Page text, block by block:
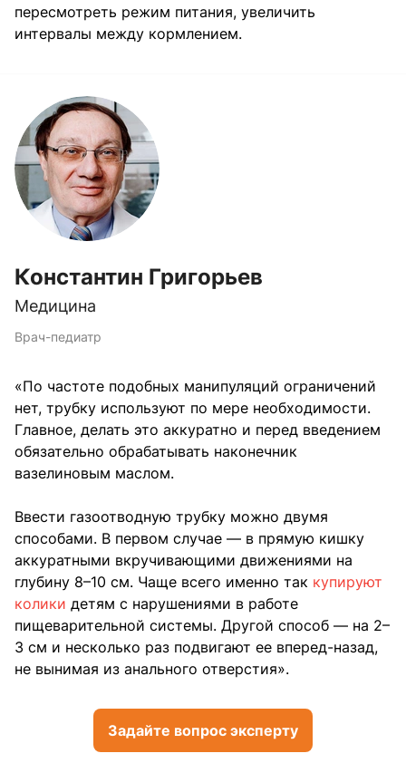
пересмотреть режим питания, увеличить
интервалы между кормлением.
Константин Григорьев
Медицина
Врач-педиатр
«По частоте подобных манипуляций ограничений
нет, трубку используют по мере необходимости.
Главное, делать это аккуратно и перед введением
обязательно обрабатывать наконечник
вазелиновым маслом.
Ввести газоотводную трубку можно двумя
способами. В первом случае — в прямую кишку
аккуратными вкручивающими движениями на
глубину 8–10 см. Чаще всего именно так купируют
колики детям с нарушениями в работе
пищеварительной системы. Другой способ — на 2–
3 см и несколько раз подвигают ее вперед-назад,
не вынимая из анального отверстия».
Задайте вопрос эксперту